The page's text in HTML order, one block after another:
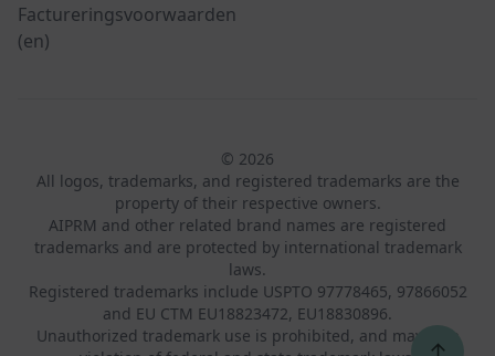
Factureringsvoorwaarden
(en)
© 2026
All logos, trademarks, and registered trademarks are the
property of their respective owners.
AIPRM and other related brand names are registered
trademarks and are protected by international trademark
laws.
Registered trademarks include USPTO 97778465, 97866052
and EU CTM EU18823472, EU18830896.
Unauthorized trademark use is prohibited, and may be a